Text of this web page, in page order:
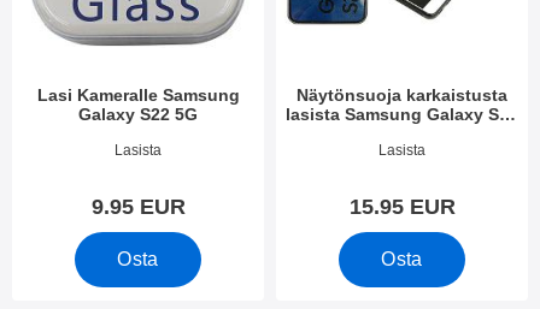
Lasi Kameralle Samsung
Galaxy S22 5G
Tuote.nro 43069
Lasista
9.95 EUR
Osta
Näytönsuoja karkaistusta
lasista Samsung Galaxy S22
Tuote.nro 43074
Lasista
15.95 EUR
Osta